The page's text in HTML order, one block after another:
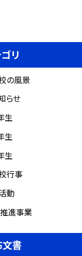
リ
の風景
らせ
生
生
生
行事
動
進事業
書